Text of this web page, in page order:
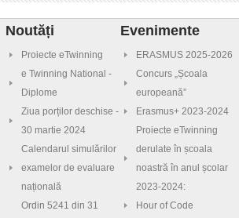
Noutăți
Proiecte eTwinning
e Twinning National -
Diplome
Ziua porților deschise -
30 martie 2024
Calendarul simulărilor
examelor de evaluare
națională
Ordin 5241 din 31
Evenimente
ERASMUS 2025-2026
Concurs „Școala
europeană”
Erasmus+ 2023-2024
Proiecte eTwinning
derulate în școala
noastră în anul școlar
2023-2024:
Hour of Code